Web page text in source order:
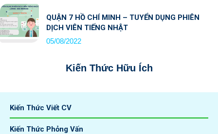
QUẬN 7 HỒ CHÍ MINH – TUYỂN DỤNG PHIÊN
DỊCH VIÊN TIẾNG NHẬT
05/08/2022
Kiến Thức Hữu Ích
Kiến Thức Viết CV
Kiến Thức Phỏng Vấn